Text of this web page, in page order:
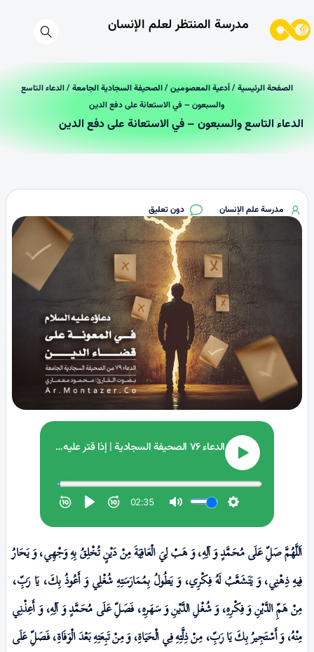
مدرسة المنتظر لعلم الإنسان
الصفحة الرئیسیة/أدعية المعصومين/الصحيفة السجادية الجامعة/ الدعاء التاسع
والسبعون – في الاستعانة على دفع الدين
الدعاء التاسع والسبعون – في الاستعانة على دفع الدين
مدرسة علم الإنسان دون تعليق
اَللَّهُمَّ صَلِّ عَلَى مُحَمَّدٍ وَ آلِهِ، وَ هَبْ لِيَ الْعَافِيَةَ مِنْ دَيْنٍ تُخْلِقُ بِهِ وَجْهِي، وَ يَحَارُ
فِيهِ ذِهْنِي‏، وَ يَتَشَعَّبُ لَهُ فِكْرِي، وَ يَطُولُ بِمُمَارَسَتِهِ شُغْلِي‏ وَ أَعُوذُ بِكَ، يَا رَبِّ،
مِنْ هَمِّ الدَّيْنِ وَ فِكْرِهِ، وَ شُغْلِ الدَّيْنِ وَ سَهَرِهِ، فَصَلِّ عَلَى مُحَمَّدٍ وَ آلِهِ، وَ أَعِذْنِي
مِنْهُ، وَ أَسْتَجِيرُ بِكَ يَا رَبِّ، مِنْ ذِلَّتِهِ فِي الْحَيَاةِ، وَ مِنْ تَبِعَتِهِ بَعْدَ الْوَفَاةِ، فَصَلِّ عَلَى